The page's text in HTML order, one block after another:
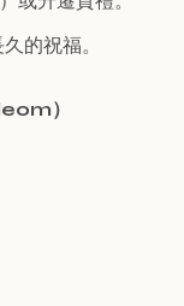
的祝福。
）